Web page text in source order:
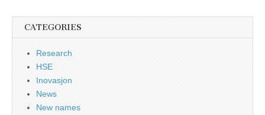
CATEGORIES
Research
HSE
Inovasjon
News
New names